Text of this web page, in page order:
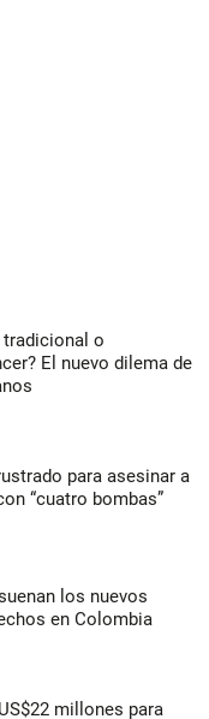
tradicional o
El nuevo dilema de
para asesinar a
“cuatro bombas”
los nuevos
en Colombia
millones para